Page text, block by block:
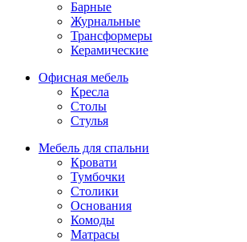
Барные
Журнальные
Трансформеры
Керамические
Офисная мебель
Кресла
Столы
Стулья
Мебель для спальни
Кровати
Тумбочки
Столики
Основания
Комоды
Матрасы